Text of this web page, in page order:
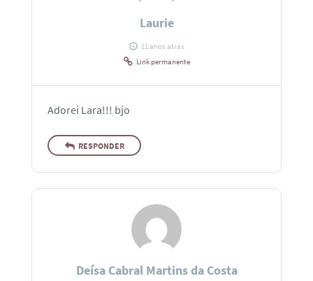
Laurie
11 anos atrás
Link permanente
Adorei Lara!!! bjo
RESPONDER
Deísa Cabral Martins da Costa